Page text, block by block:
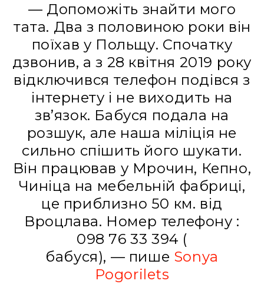
— Допоможіть знайти мого
тата. Два з половиною роки він
поїхав у Польщу. Спочатку
дзвонив, а з 28 квітня 2019 року
відключився телефон подівся з
інтернету і не виходить на
зв’язок. Бабуся подала на
розшук, але наша міліція не
сильно спішить його шукати.
Він працював у Мрочин, Кепно,
Чиніца на мебельній фабриці,
це приблизно 50 км. від
Вроцлава. Номер телефону :
098 76 33 394 (
бабуся), — пише Sonya
Pogorilets